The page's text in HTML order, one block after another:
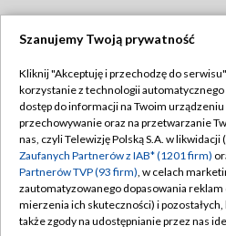
TVP
Abonament TVP
Emisja w TVP
Centrum informacji TVP
Naziemna Telewizja Cyfrowa
Polityka
Moje
Szanujemy Twoją prywatność
Kliknij "Akceptuję i przechodzę do
korzystanie z technologii automatycznego
dostęp do informacji na Twoim
przechowywanie oraz na przetwarzanie
nas, czyli Telewizję Polską S.A. w likwidacji
Zaufanych Partnerów z IAB* (1201 firm)
Partnerów TVP (93 firm), w celach
zautomatyzowanego dopasowania
mierzenia ich skuteczności) i
także zgody na udostępnianie przez nas